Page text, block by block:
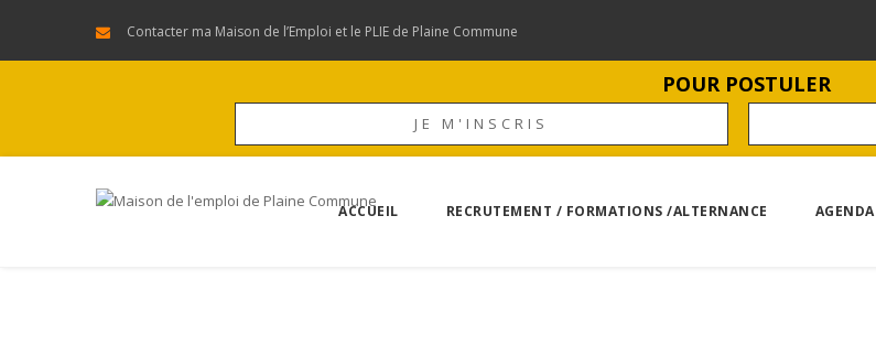
Contacter ma Maison de l’Emploi et le PLIE de Plaine Commune
POUR POSTULER
JE M'INSCRIS
ACCUEIL RECRUTEMENT / FORMATIONS /ALTERNANCE AGENDA